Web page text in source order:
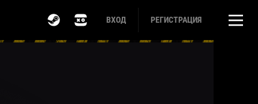
ВХОД РЕГИСТРАЦИЯ